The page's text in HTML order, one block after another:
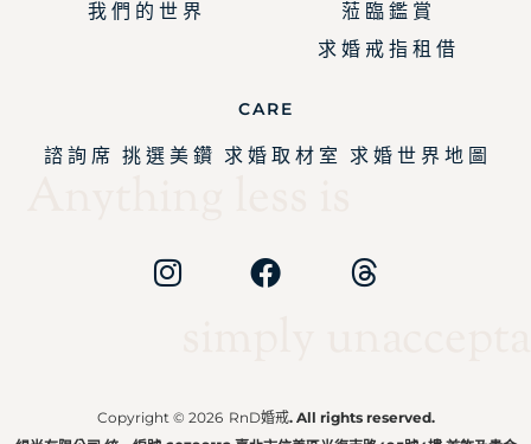
我 們 的 世 界
蒞 臨 鑑 賞
求 婚 戒 指 租 借
CARE
諮 詢 席 挑 選 美 鑽 求 婚 取 材 室 求 婚 世 界 地 圖
Copyright © 2026 RnD婚戒. All rights reserved.